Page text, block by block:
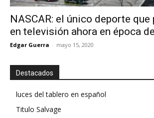
NASCAR: el único deporte que
en televisión ahora en época
Edgar Guerra - mayo 15, 2020
Destacados
luces del tablero en español
Titulo Salvage